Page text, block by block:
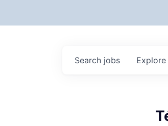
Search jobs Explore